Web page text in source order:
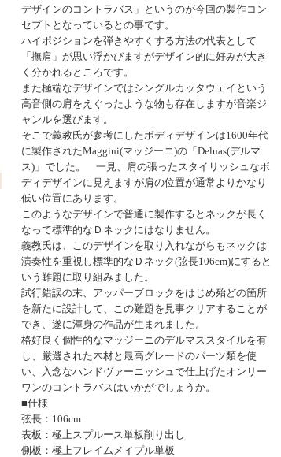
デザインのコントラバス」というのが今回の製作コン
セプトとなっているとの事です。
ハイポジションを弾きやすくする方法の代表として
「撫肩」が思い浮かびますがデザイン的に好みが大き
く分かれるところです。
また極端なデザインではシングルカッタウェイという
高音側の肩をえぐったような物も存在しますが音楽ジ
ャンルを選びます。
そこで義教氏が参考にしたボディデザインは1600年代
に製作されたMaggini(マッジーニ)の「Delnas(デルマ
ス)」でした。 一見、肩の張ったスタイリッシュなボ
ディデザインに見えますが肩の位置が通常よりかなり
低い位置にあります。
このようなデザインで普通に製作するとネックが長く
なって標準的なＤネックにはなりません。
義教氏は、このデザインを取り入れながらもネックは
演奏性を重視し標準的なＤネック(弦長106cm)にすると
いう難題に取り組みました。
試行錯誤の末、アッパーブロックをはじめ殆どの箇所
を新たに設計して、この難題を見事クリアすることが
でき、遂に渾身の作品が生まれました。
格好良く個性的なマッジーニのデルマススタイルを有
し、厳選された木材と最高グレードのパーツ類を使
い、入念なハンドヴァーニッシュで仕上げたオンリー
ワンのコントラバスはいかがでしょうか。
■仕様
弦長：106cm
表板：極上スプルース単板削り出し
側板：極上フレイムメイプル単板